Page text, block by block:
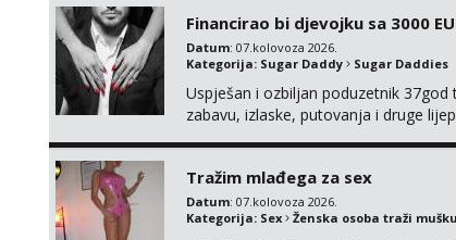
Financirao bi djevojku sa 3000
Datum: 07.kolovoza 2026.
Kategorija: Sugar Daddy Sugar Daddies
Uspješan i ozbiljan poduzetnik
zabavu, izlaske, putovanja i druge
Tražim mlađega za sex
Datum: 07.kolovoza 2026.
Kategorija: Sex Ženska osoba traži